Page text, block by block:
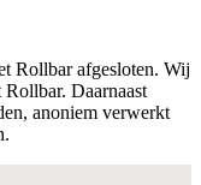
Rollbar afgesloten. Wij
Daarnaast
anoniem verwerkt